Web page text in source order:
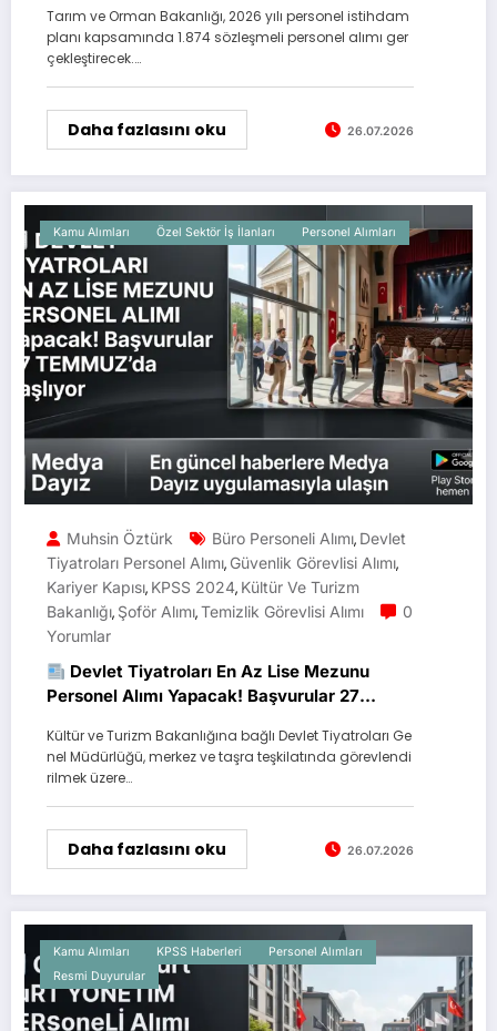
Tarım ve Orman Bakanlığı, 2026 yılı personel istihdam
planı kapsamında 1.874 sözleşmeli personel alımı ger
çekleştirecek.…
Daha fazlasını oku 26.07.2026
Kamu Alımları Özel Sektör İş İlanları Personel Alımları
Muhsin Öztürk Büro Personeli Alımı, Devlet
Tiyatroları Personel Alımı, Güvenlik Görevlisi Alımı,
Kariyer Kapısı, KPSS 2024, Kültür Ve Turizm
Bakanlığı, Şoför Alımı,Temizlik Görevlisi Alımı
0
Yorumlar
Devlet Tiyatroları En Az Lise Mezunu
Personel Alımı Yapacak! Başvurular 27
Kültür ve Turizm Bakanlığına bağlı Devlet Tiyatroları Ge
nel Müdürlüğü, merkez ve taşra teşkilatında görevlendi
rilmek üzere…
Daha fazlasını oku 26.07.2026
Kamu Alımları KPSS Haberleri
Personel Alımları
Resmi Duyurular